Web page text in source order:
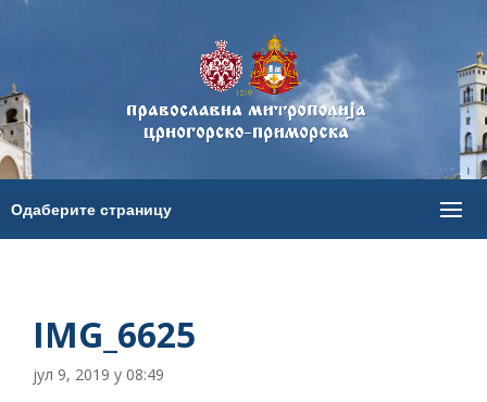
IMG_6625
јул 9, 2019 у 08:49